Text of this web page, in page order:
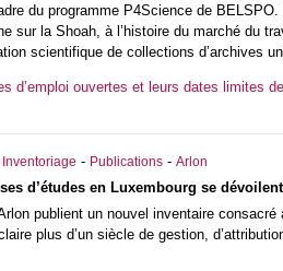
du programme P4Science de BELSPO.
sur la Shoah, à l’histoire du marché du
scientifique de collections d’archives
d’emploi ouvertes et leurs dates limites
Inventoriage - Publications- Arlon
d’études en Luxembourg se dévoilent
publient un nouvel inventaire
plus d’un siècle de gestion,